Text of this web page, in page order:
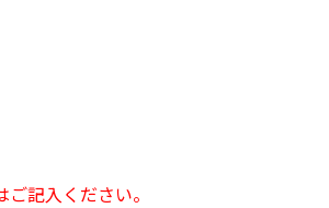
記入ください。